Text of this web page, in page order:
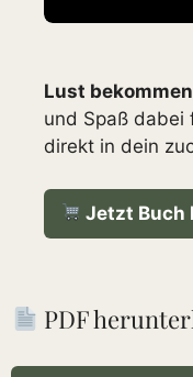
Lust
und Spaß dabei
direkt in dein
Jetzt Buch
PDF